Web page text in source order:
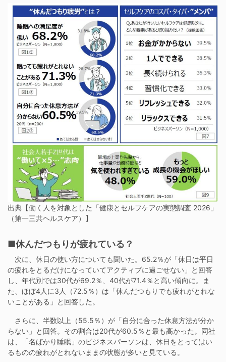
出典【働く人を対象とした「健康とセルフケアの実態調査 2026」
（第一三共ヘルスケア）】
■休んだつもりが疲れている？
次に、休日の使い方についても聞いた。65.2％が「休日は平日
の疲れをとるだけになっていてアクティブに過ごせない」と回答
し、年代別では30代が69.2％、40代が71.4％と高い傾向に。ま
た、ほぼ4人に3人（72.5％）は「休んだつもりでも疲れがとれな
いことがある」と回答した。
さらに、半数以上（55.5％）が「自分に合った休息方法が分か
らない」と回答。その割合は20代が60.5％と最も高かった。同社
は、「名ばかり睡眠」のビジネスパーソンは、休日をとってはい
るものの疲れがとれないままの状態が多いと見ている。